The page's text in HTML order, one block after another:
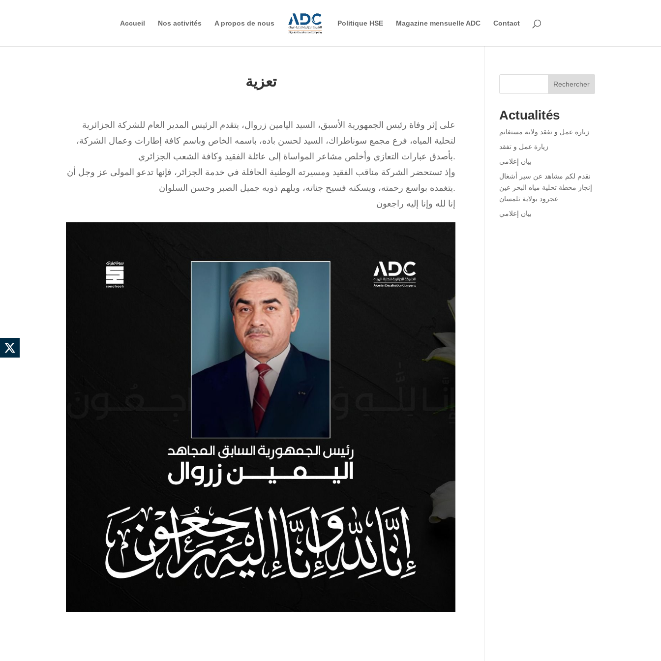
Accueil Nos activités A propos de nous Politique HSE Magazine mensuelle ADC Contact
تعزية
لتحلية المياه، فرع مجمع سوناطراك، السيد لحسن باده، باسمه الخاص وباسم كافة إطارات وعمال الشركة،
بأصدق عبارات التعازي وأخلص مشاعر المواساة إلى عائلة الفقيد وكافة الشعب الجزائري.
وإذ تستحضر الشركة مناقب الفقيد ومسيرته الوطنية الحافلة في خدمة الجزائر، فإنها تدعو المولى عز وجل أن
يتغمده بواسع رحمته، ويسكنه فسيح جناته، ويلهم ذويه جميل الصبر وحسن السلوان.
إنا لله وإنا إليه راجعون
Rechercher
Actualités
زيارة عمل و تفقد ولاية مستغانم
زيارة عمل و تفقد
بيان إعلامي
نقدم لكم مشاهد عن سير أشغال
إنجاز محطة تحلية مياه البحر عين
عجرود بولاية تلمسان
بيان إعلامي